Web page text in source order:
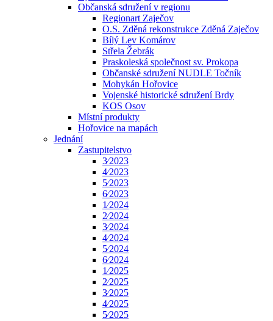
Občanská sdružení v regionu
Regionart Zaječov
O.S. Zděná rekonstrukce Zděná Zaječov
Bílý Lev Komárov
Střela Žebrák
Praskoleská společnost sv. Prokopa
Občanské sdružení NUDLE Točník
Mohykán Hořovice
Vojenské historické sdružení Brdy
KOS Osov
Místní produkty
Hořovice na mapách
Jednání
Zastupitelstvo
3⁄2023
4⁄2023
5⁄2023
6⁄2023
1⁄2024
2⁄2024
3⁄2024
4⁄2024
5⁄2024
6⁄2024
1⁄2025
2⁄2025
3⁄2025
4⁄2025
5⁄2025